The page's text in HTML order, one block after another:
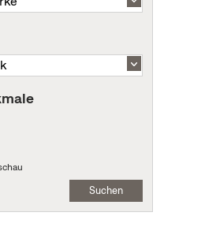
Suchen